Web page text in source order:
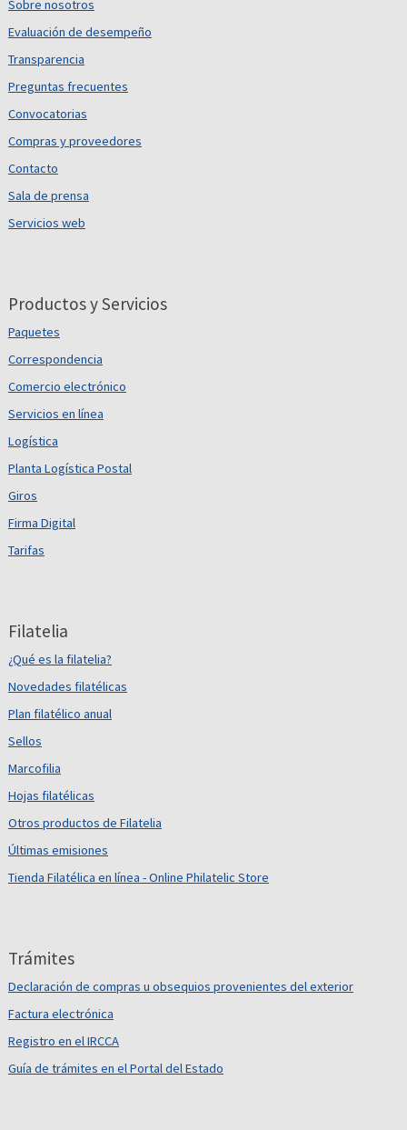
Sobre nosotros
Evaluación de desempeño
Transparencia
Preguntas frecuentes
Convocatorias
Compras y proveedores
Contacto
Sala de prensa
Servicios web
Productos y Servicios
Paquetes
Correspondencia
Comercio electrónico
Servicios en línea
Logística
Planta Logística Postal
Giros
Firma Digital
Tarifas
Filatelia
¿Qué es la filatelia?
Novedades filatélicas
Plan filatélico anual
Sellos
Marcofilia
Hojas filatélicas
Otros productos de Filatelia
Últimas emisiones
Tienda Filatélica en línea - Online Philatelic Store
Trámites
Declaración de compras u obsequios provenientes del exterior
Factura electrónica
Registro en el IRCCA
Guía de trámites en el Portal del Estado